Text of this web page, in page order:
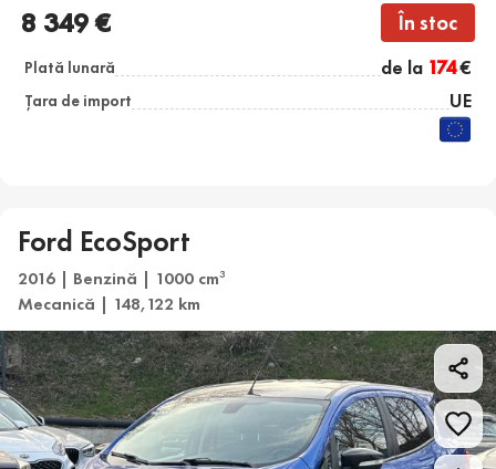
8 349 € În stoc
Plată lunară de la 174€
Țara de import UE
Ford EcoSport
2016 | Benzină | 1000 cm3
Mecanică | 148,122 km